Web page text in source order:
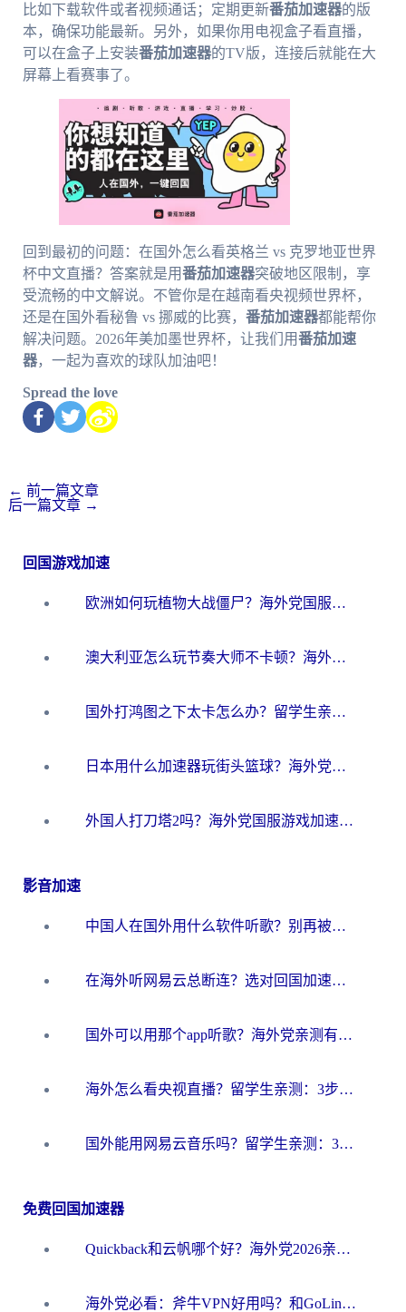
比如下载软件或者视频通话；定期更新番茄加速器的版
本，确保功能最新。另外，如果你用电视盒子看直播，
可以在盒子上安装番茄加速器的TV版，连接后就能在大
屏幕上看赛事了。
回到最初的问题：在国外怎么看英格兰 vs 克罗地亚世界
杯中文直播？答案就是用番茄加速器突破地区限制，享
受流畅的中文解说。不管你是在越南看央视频世界杯，
还是在国外看秘鲁 vs 挪威的比赛， 番茄加速器都能帮你
解决问题。2026年美加墨世界杯，让我们用番茄加速
器，一起为喜欢的球队加油吧！
Spread the love
← 前一篇文章
后一篇文章 →
回国游戏加速
欧洲如何玩植物大战僵尸？海外党国服游戏加速避坑指南（附实测对比）
澳大利亚怎么玩节奏大师不卡顿？海外党国服游戏加速终极指南
国外打鸿图之下太卡怎么办？留学生亲测有效的国服游戏加速方案
日本用什么加速器玩街头篮球？海外党国服游戏不卡顿的终极攻略
外国人打刀塔2吗？海外党国服游戏加速避坑全攻略
影音加速
中国人在国外用什么软件听歌？别再被地域限制卡脖子，这篇教你轻松解锁国内音乐库
在海外听网易云总断连？选对回国加速器，告别地区限制和卡顿
国外可以用那个app听歌？海外党亲测有效的回国加速方案，轻松听国内音乐听书
海外怎么看央视直播？留学生亲测：3步解决版权限制+追剧自由
国外能用网易云音乐吗？留学生亲测：3步解决海外听歌难题
免费回国加速器
Quickback和云帆哪个好？海外党2026亲测指南：选对加速器大陆工具，无缝刷国内剧玩国服
海外党必看：斧牛VPN好用吗？和GoLinkVPN对比哪个回国效果更好？